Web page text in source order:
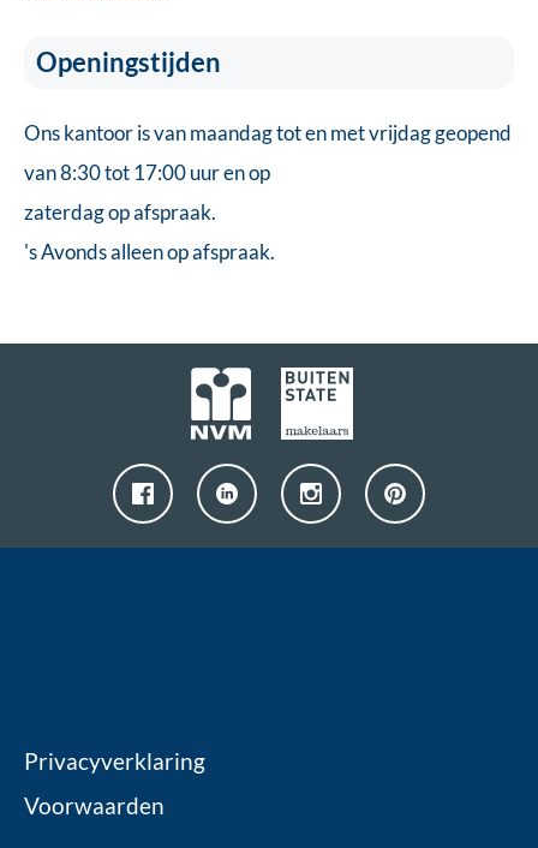
Openingstijden
Ons kantoor is van maandag tot en met vrijdag geopend
van 8:30 tot 17:00 uur en op
zaterdag op afspraak.
's Avonds alleen op afspraak.
Privacyverklaring
Voorwaarden